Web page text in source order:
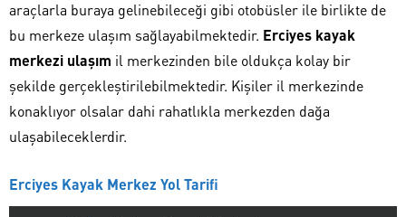
araçlarla buraya gelinebileceği gibi otobüsler ile birlikte de
bu merkeze ulaşım sağlayabilmektedir. Erciyes kayak
merkezi ulaşım il merkezinden bile oldukça kolay bir
şekilde gerçekleştirilebilmektedir. Kişiler il merkezinde
konaklıyor olsalar dahi rahatlıkla merkezden dağa
ulaşabileceklerdir.
Erciyes Kayak Merkez Yol Tarifi